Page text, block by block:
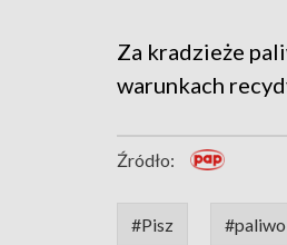
Za kradzieże
warunkach
Źródło:
#Pisz #paliwo